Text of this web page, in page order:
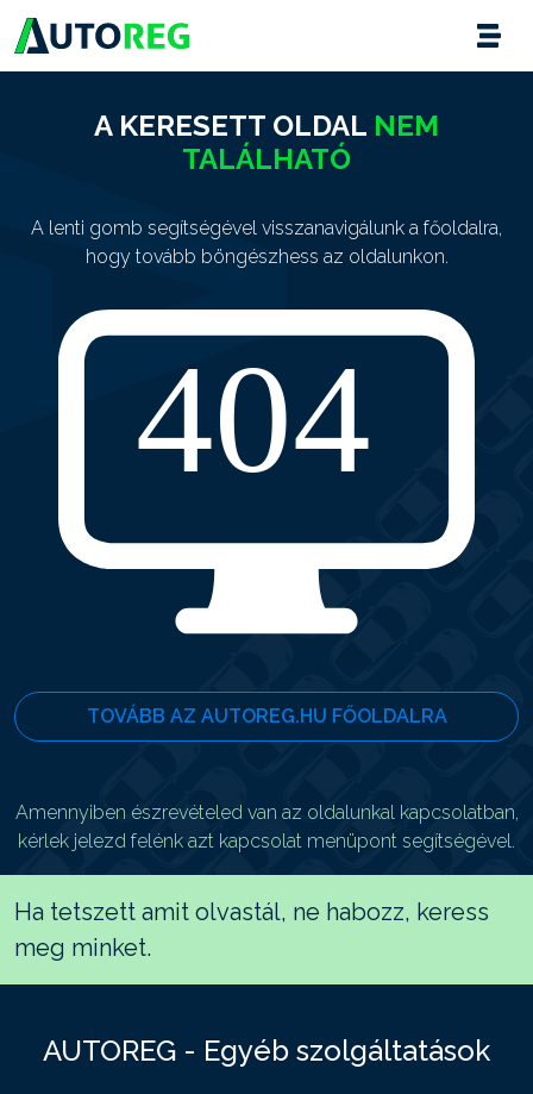
A KERESETT OLDAL NEM
TALÁLHATÓ
A lenti gomb segítségével visszanavigálunk a főoldalra,
hogy tovább böngészhess az oldalunkon.
TOVÁBB AZ AUTOREG.HU FŐOLDALRA
Amennyiben észrevételed van az oldalunkal kapcsolatban,
kérlek jelezd felénk azt kapcsolat menüpont segítségével.
Ha tetszett amit olvastál, ne habozz, keress
meg minket.
AUTOREG - Egyéb szolgáltatások